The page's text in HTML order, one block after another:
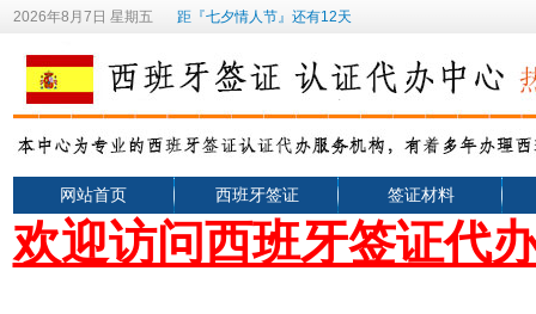
2026年8月7日 星期五 距『七夕情人节』还有12天
网站首页 西班牙签证 签证材料
欢迎访问西班牙签证代